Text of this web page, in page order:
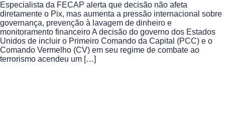
Especialista da FECAP alerta que decisão não afeta
diretamente o Pix, mas aumenta a pressão internacional sobre
governança, prevenção à lavagem de dinheiro e
monitoramento financeiro A decisão do governo dos Estados
Unidos de incluir o Primeiro Comando da Capital (PCC) e o
Comando Vermelho (CV) em seu regime de combate ao
terrorismo acendeu um […]